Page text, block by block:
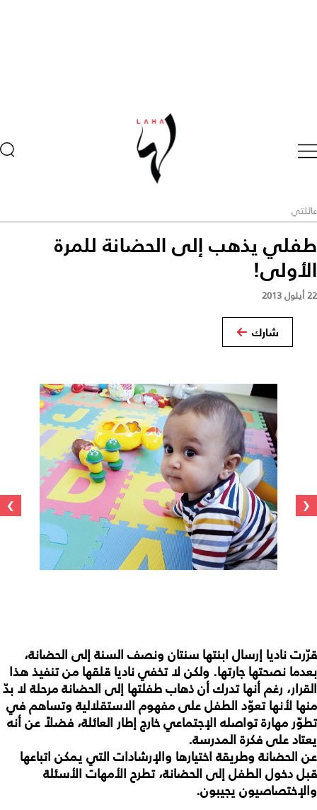
عائلتي
طفلي يذهب إلى الحضانة للمرة
الأولى!
22 أيلول 2013
شارك
‹
›
قرّرتناديا إرسال ابنتها سنتان ونصف السنةإلى الحضانة،
بعدما نصحتها جارتها. ولكن لا تخفيناديا قلقها منتنفيذهذا
القرار، رغمأنها تدركأنذهابطفلتها إلى الحضانةمرحلة لا بدّ
منها لأنها تعوّد الطفلعلىمفهوم الاستقلالية وتساهمفي
تطوّرمهارةتواصله الإجتماعيخارجإطار العائلة، فضلاً عنأنه
يعتادعلىفكرة المدرسة.
عن الحضانة وطريقة اختيارها والإرشادات التي يمكن اتباعها
قبلدخول الطفلإلى الحضانة، تطرح الأمهات الأسئلة
والإختصاصيون يجيبون.